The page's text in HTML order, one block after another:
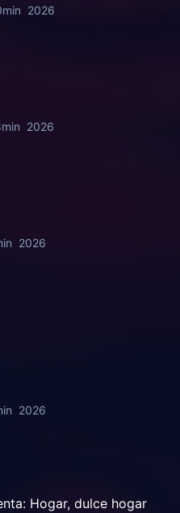
2026
2026
2026
2026
Hogar, dulce hogar